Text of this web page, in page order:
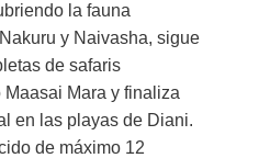
la fauna
y Naivasha, sigue
de safaris
Mara y finaliza
en las playas de Diani.
de máximo 12